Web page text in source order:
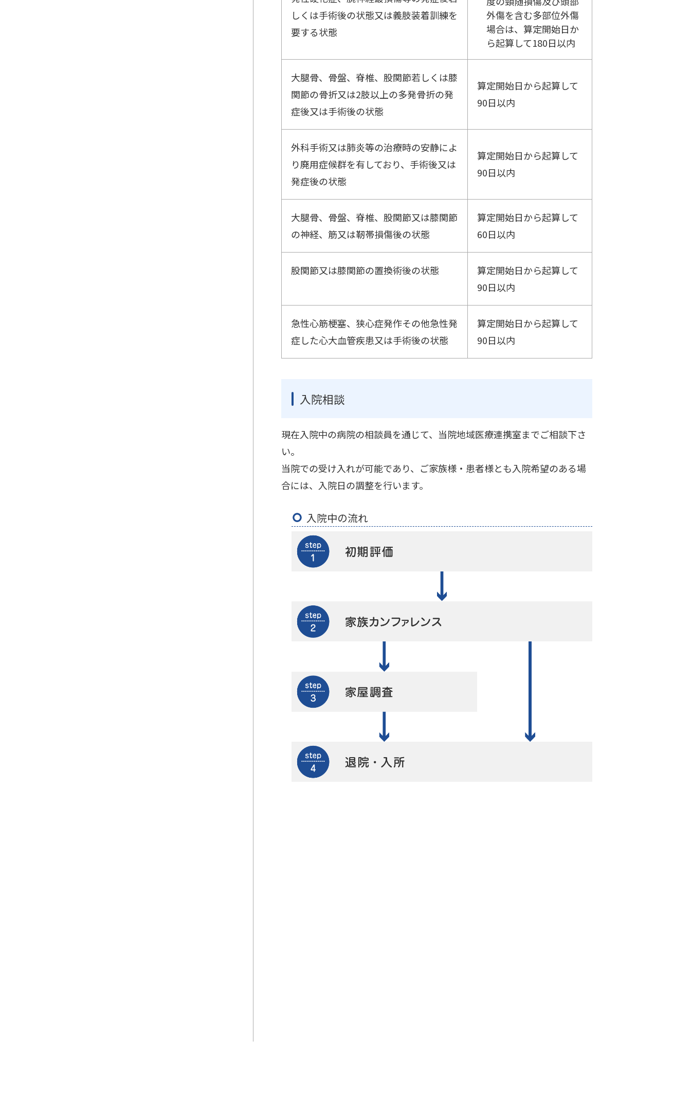
しくは手術後の状態又は義肢装着訓練を
要する状態
外傷を含む多部位外傷
場合は、算定開始日か
ら起算して180日以内
大腿骨、骨盤、脊椎、股関節若しくは膝
関節の骨折又は2肢以上の多発骨折の発
症後又は手術後の状態
算定開始日から起算して
90日以内
外科手術又は肺炎等の治療時の安静によ
り廃用症候群を有しており、手術後又は
発症後の状態
算定開始日から起算して
90日以内
大腿骨、骨盤、脊椎、股関節又は膝関節
の神経、筋又は靭帯損傷後の状態
算定開始日から起算して
60日以内
股関節又は膝関節の置換術後の状態
算定開始日から起算して
90日以内
急性心筋梗塞、狭心症発作その他急性発
症した心大血管疾患又は手術後の状態
算定開始日から起算して
90日以内
入院相談
現在入院中の病院の相談員を通じて、当院地域医療連携室までご相談下さ
い。
当院での受け入れが可能であり、ご家族様・患者様とも入院希望のある場
合には、入院日の調整を行います。
入院中の流れ